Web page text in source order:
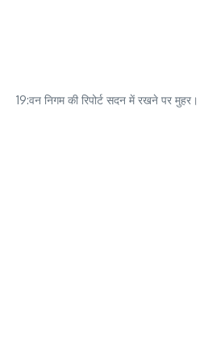
19:वन निगम की रिपोर्ट सदन में रखने पर मुहर।